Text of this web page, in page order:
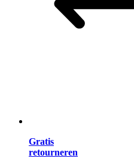
Gratis
retourneren